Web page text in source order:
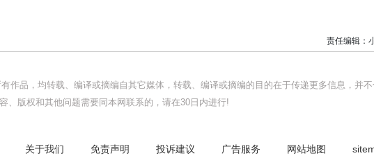
责任编辑：
作品，均转载、编译或摘编自其它媒体，转载、编译或摘编的目的在于传递更多信息，并
、版权和其他问题需要同本网联系的，请在30日内进行!
关于我们 免责声明 投诉建议 广告服务 网站地图